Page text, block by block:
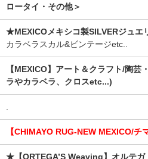
ロータイ・その他＞
★MEXICOメキシコ製SILVERジュエ
カラベラスカル&ビンテージetc..
【MEXICO】アート＆クラフト/陶芸
ラやカラベラ、クロスetc...)
.
【CHIMAYO RUG-NEW MEXICO/チ
★【ORTEGA’S Weaving】オルテガ